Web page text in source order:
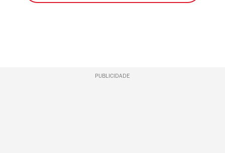
PUBLICIDADE